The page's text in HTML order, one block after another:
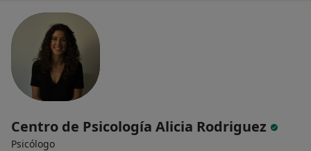
Centro de Psicología Alicia Rodriguez
Psicólogo